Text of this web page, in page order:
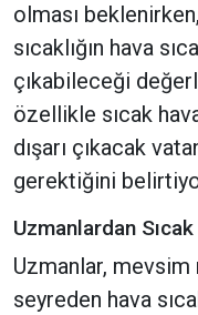
olması
sıcaklığın hava
çıkabileceği
özellikle sıcak
dışarı çıkacak
gerektiğini
Uzmanlardan Sıcak
Uzmanlar,
seyreden hava